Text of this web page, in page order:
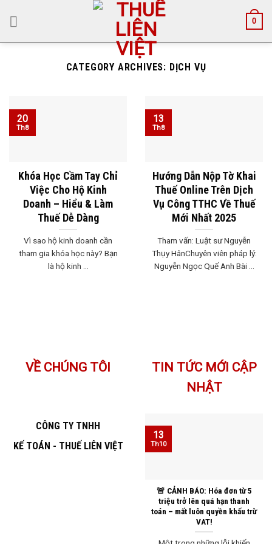
0
CATEGORY ARCHIVES: DỊCH VỤ
Khóa Học Cầm Tay Chỉ
Việc Cho Hộ Kinh
Doanh – Hiểu & Làm
Thuế Dễ Dàng
Vì sao hộ kinh doanh cần
tham gia khóa học này? Bạn
là hộ kinh ...
20
Th8
Hướng Dẫn Nộp Tờ Khai
Thuế Online Trên Dịch
Vụ Công TTHC Về Thuế
Mới Nhất 2025
Tham vấn: Luật sư Nguyễn
Thụy HânChuyên viên pháp lý:
Nguyễn Ngọc Quế Anh Bài ...
13
Th8
VỀ CHÚNG TÔI
CÔNG TY TNHH
KẾ TOÁN - THUẾ LIÊN VIỆT
TIN TỨC MỚI CẬP
NHẬT
🚨 CẢNH BÁO: Hóa đơn từ 5
triệu trở lên quá hạn thanh
toán – mất luôn quyền khấu trừ
VAT!
13
Th10